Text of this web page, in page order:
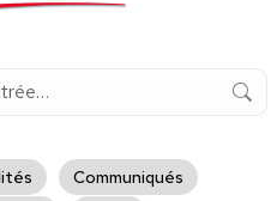
Communiqués